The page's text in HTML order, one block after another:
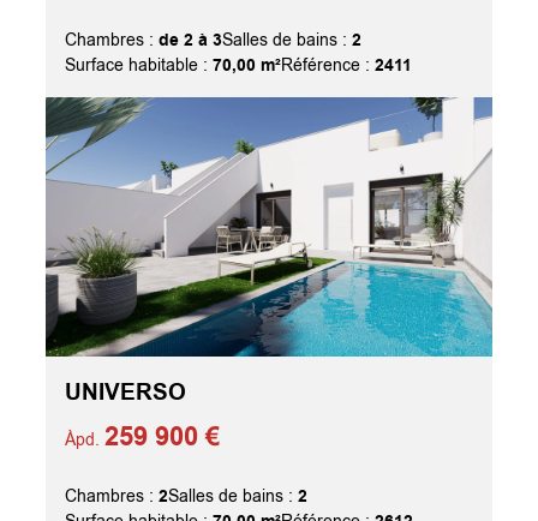
Chambres :de 2 à 3Salles de bains :2
Surface habitable :70,00 m²Référence :2411
UNIVERSO
Àpd.259 900 €
Chambres :2Salles de bains :2